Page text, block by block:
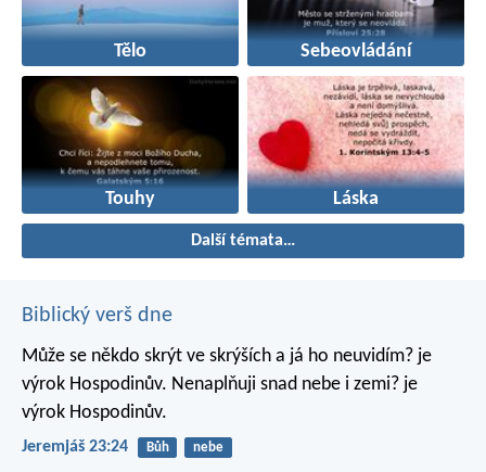
Tělo Sebeovládání
Touhy Láska
Další témata…
Biblický verš dne
Může se někdo skrýt ve skrýších a já ho neuvidím? je
výrok Hospodinův. Nenaplňuji snad nebe i zemi? je
výrok Hospodinův.
Jeremjáš 23:24 Bůh nebe